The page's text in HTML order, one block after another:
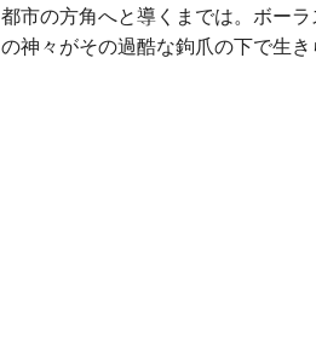
都市の方角へと導くまでは。ボー
の神々がその過酷な鉤爪の下で生